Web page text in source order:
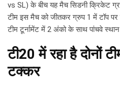
vs SL) के बीच यह मैच सिडनी क्रिकेट
टीम इस मैच को जीतकर ग्रुप 1 में टॉप पर
टीम टूर्नामेंट में 2 अंको के साथ पांचवे
टी20 में रहा है दोनों
टक्कर